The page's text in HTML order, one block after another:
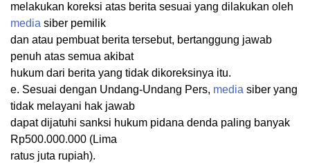
melakukan koreksi atas berita sesuai yang dilakukan oleh
media siber pemilik
dan atau pembuat berita tersebut, bertanggung jawab
penuh atas semua akibat
hukum dari berita yang tidak dikoreksinya itu.
e. Sesuai dengan Undang-Undang Pers, media siber yang
tidak melayani hak jawab
dapat dijatuhi sanksi hukum pidana denda paling banyak
Rp500.000.000 (Lima
ratus juta rupiah).